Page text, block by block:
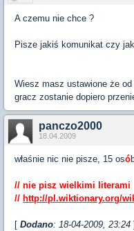
A czemu nie chce ?
Pisze jakiś komunikat czy
Wiesz masz ustawione że
gracz zostanie dopiero
panczo2000
18.04.2009
właśnie nic nie pisze, 15 osó
// nie pisz wielkimi literami
// http://pl.wiktionary.org/
[ Dodano: 18-04-2009, 23:24 ]